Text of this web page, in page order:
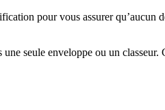
pour vous assurer
seule enveloppe ou un